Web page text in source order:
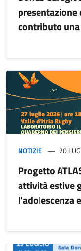
presentazione
contributo
NOTIZIE 20
Progetto
attività estive
l'adolescenza